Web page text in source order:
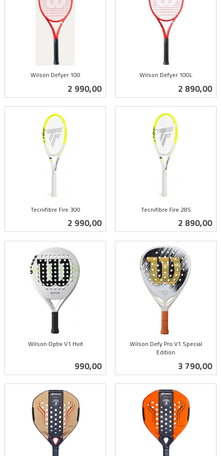
Wilson Defyer 100
Pris
2 990,00
Wilson Defyer 100L
Pris
2 890,00
Tecnifibre Fire 300
Pris
2 990,00
Tecnifibre Fire 285
Pris
2 890,00
Wilson Optix V1 Hvit
Pris
990,00
Wilson Defy Pro V1 Special
Edition
Pris
3 790,00